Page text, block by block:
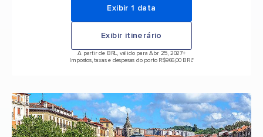
Exibir 1 data
Exibir itinerário
A partir de BRL, válido para Abr 25, 2027+
Impostos, taxas e despesas do porto R$966,00 BRL*